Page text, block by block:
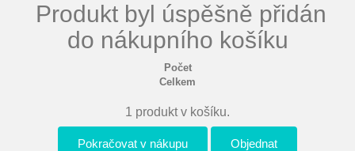
Produkt byl úspěšně přidán
do nákupního košíku
Počet
Celkem
1 produkt v košíku.
Pokračovat v nákupu Objednat